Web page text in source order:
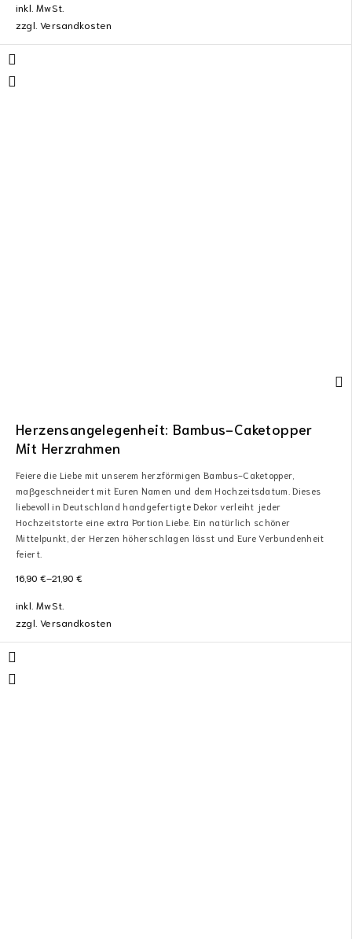
inkl. MwSt.
zzgl.Versandkosten
Herzensangelegenheit: Bambus-Caketopper
Mit Herzrahmen
Feiere die Liebe mit unserem herzförmigen Bambus-Caketopper,
maßgeschneidert mit Euren Namen und dem Hochzeitsdatum. Dieses
liebevoll in Deutschland handgefertigte Dekor verleiht jeder
Hochzeitstorte eine extra Portion Liebe. Ein natürlich schöner
Mittelpunkt, der Herzen höherschlagen lässt und Eure Verbundenheit
feiert.
16,90 €–21,90 €
inkl. MwSt.
zzgl.Versandkosten